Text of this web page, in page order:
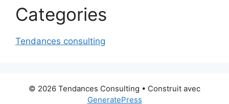
Categories
Tendances consulting
© 2026 Tendances Consulting • Construit avec
GeneratePress